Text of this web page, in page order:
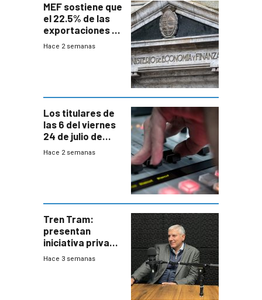
MEF sostiene que
el 22.5% de las
exportaciones a
EE.UU se verán
Hace 2 semanas
Los titulares de
las 6 del viernes
24 de julio de
2026
Hace 2 semanas
Tren Tram:
presentan
iniciativa privada
para una red de
Hace 3 semanas